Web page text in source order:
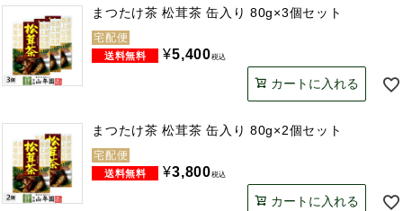
まつたけ茶 松茸茶 缶入り 80g×3個セット
宅配便
¥5,400税込
カートに入れる
まつたけ茶 松茸茶 缶入り 80g×2個セット
宅配便
¥3,800税込
カートに入れる